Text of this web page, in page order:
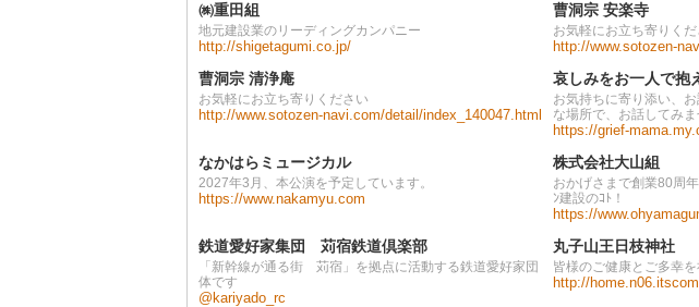
㈱重田組
地元建設業のリーディングカンパニー
http://shigetagumi.co.jp/
曹洞宗 安楽寺
お気軽にお立ち寄りくだ
http://www.sotozen-
曹洞宗 清浄庵
お気軽にお立ち寄りください
http://www.sotozen-navi.com/detail/index_140047.html
哀しみをお一人で抱
お気持ちに寄り添い、
な場所で、お話してみま
https://grief-
なかはらミュージカル
2027年3月、本公演を予定しています。
https://www.nakamyu.com
株式会社大山組
おかげさまで創業80周
ﾝ建設のｺﾄ！
https://
鉄道愛好家集団 苅宿鉄道倶楽部
「新幹線が通る街 苅宿」を拠点に活動する鉄道愛好家団
体です
@kariyado_rc
丸子山王日枝神社
皆様のご健康とご多幸
http://